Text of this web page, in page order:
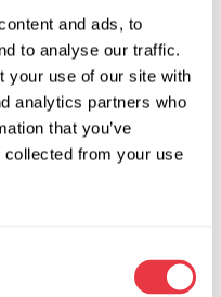
and ads, to
to analyse our traffic.
your use of our site with
analytics partners who
that you’ve
collected from your use